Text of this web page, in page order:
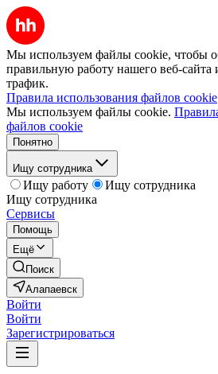
Мы используем файлы cookie, чтобы
правильную работу нашего веб-сайта
трафик.
Правила использования файлов cookie
Мы используем файлы cookie.
файлов cookie
Понятно
Ищу сотрудника
Ищу работу
Ищу сотрудника
Ищу сотрудника
Сервисы
Помощь
Ещё
Поиск
Алапаевск
Войти
Войти
Зарегистрироваться